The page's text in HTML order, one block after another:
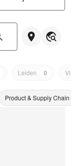
Leiden 0
Product & Supply Chain